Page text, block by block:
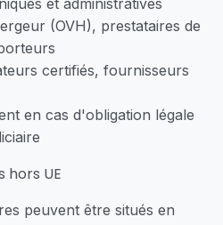
(OVH), prestataires de
certifiés, fournisseurs
en cas d'obligation légale
hors UE
peuvent être situés en